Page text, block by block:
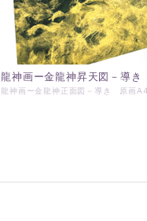
龍神画ー金龍神昇天図－導き